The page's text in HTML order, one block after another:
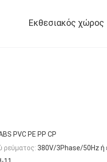
Εκθεσιακός χώρος
PVC PE PP CP
ρεύματος: 380V/3Phase/50Hz ή